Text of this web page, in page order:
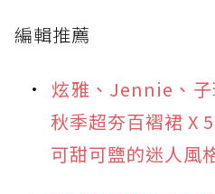
編輯推薦
炫雅、Jennie、
秋季超夯百褶裙 X
可甜可鹽的迷人風